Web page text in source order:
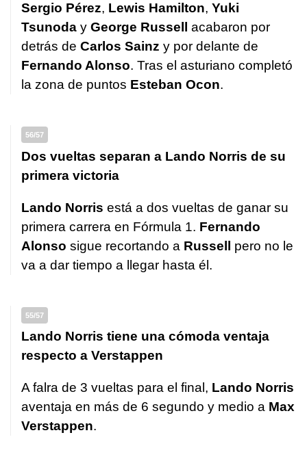
Sergio Pérez, Lewis Hamilton, Yuki
Tsunoda y George Russell
acabaron por
detrás de Carlos Sainz y por delante de
Fernando Alonso. Tras el asturiano completó
la zona de puntos Esteban Ocon.
56/57
Dos vueltas separan a Lando Norris de su
primera victoria
Lando Norris está a dos vueltas de ganar su
primera carrera en Fórmula 1. Fernando
Alonso sigue recortando a Russell pero no le
va a dar tiempo a llegar hasta él.
55/57
Lando Norris tiene una cómoda ventaja
respecto a Verstappen
A falra de 3 vueltas para el final, Lando Norris
aventaja en más de 6 segundo y medio a Max
Verstappen.